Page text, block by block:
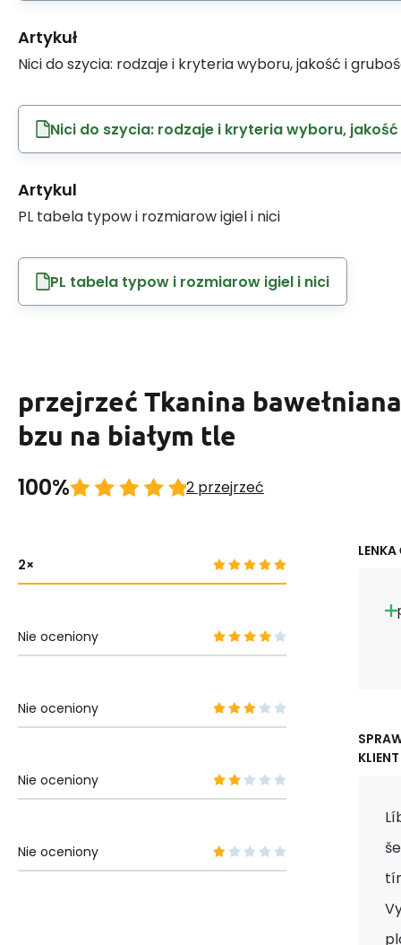
Artykuł
Nici do szycia: rodzaje i kryteria wyboru, jakość i
Nici do szycia: rodzaje i kryteria wyboru,
Artykul
PL tabela typow i rozmiarow igiel i nici
PL tabela typow i rozmiarow igiel i nici
przejrzeć Tkanina
bzu na białym tle
100% 2 przejrzeć
2
Nie oceniony
Nie oceniony
Nie oceniony
Nie oceniony
LENKA
KLIENT